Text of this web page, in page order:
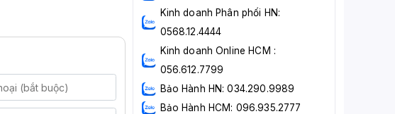
Kinh doanh Phân phối HN:
0568.12.4444
Kinh doanh Online HCM :
056.612.7799
Bảo Hành HN: 034.290.9989
Bảo Hành HCM: 096.935.2777